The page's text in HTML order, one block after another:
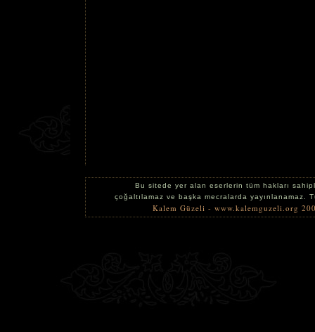
Bu sitede yer alan eserlerin tüm hakları
çoğaltılamaz ve başka mecralarda yayınlanamaz.
Kalem Güzeli - www.kalemguzeli.org